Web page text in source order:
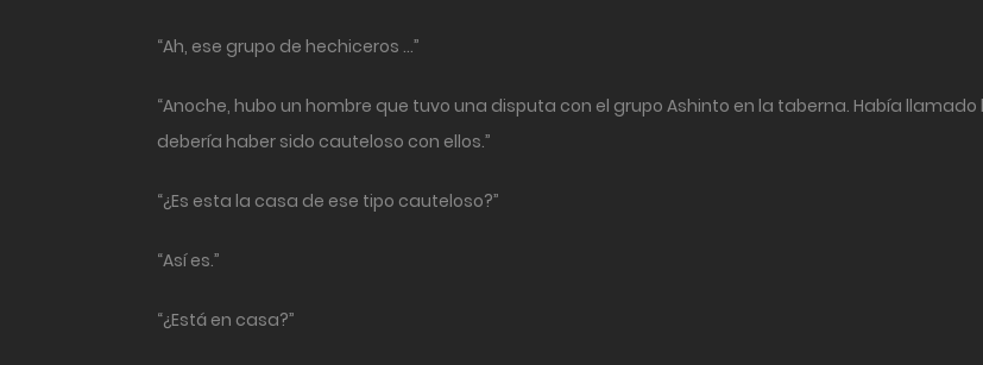
“Ah, ese grupo de hechiceros …”
“Anoche, hubo un hombre que tuvo una disputa con el grupo Ashinto en la taberna. Había
debería haber sido cauteloso con ellos.”
“¿Es esta la casa de ese tipo cauteloso?”
“Así es.”
“¿Está en casa?”